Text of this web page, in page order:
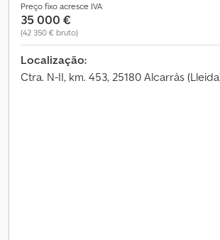
Preço fixo acresce IVA
35 000 €
(42 350 € bruto)
Localização:
Ctra. N-II, km. 453, 25180 Alcarràs